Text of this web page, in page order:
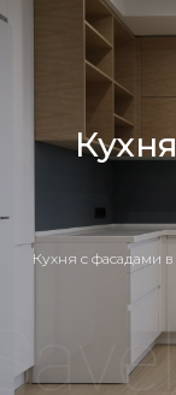
Кухня c фасадами